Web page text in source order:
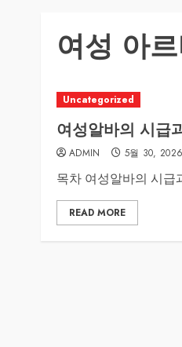
여성 아
Uncategorized
여성알바의 시급
ADMIN 5월 30, 2026
목차 여성알바의 시급
READ MORE